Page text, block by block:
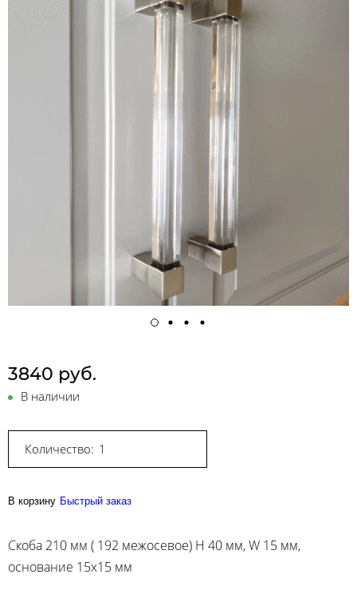
3840 руб.
В наличии
Количество:
В корзину Быстрый заказ
Скоба 210 мм ( 192 межосевое) H 40 мм, W 15 мм,
основание 15х15 мм